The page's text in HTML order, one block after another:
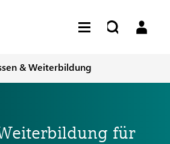
& Weiterbildung
für